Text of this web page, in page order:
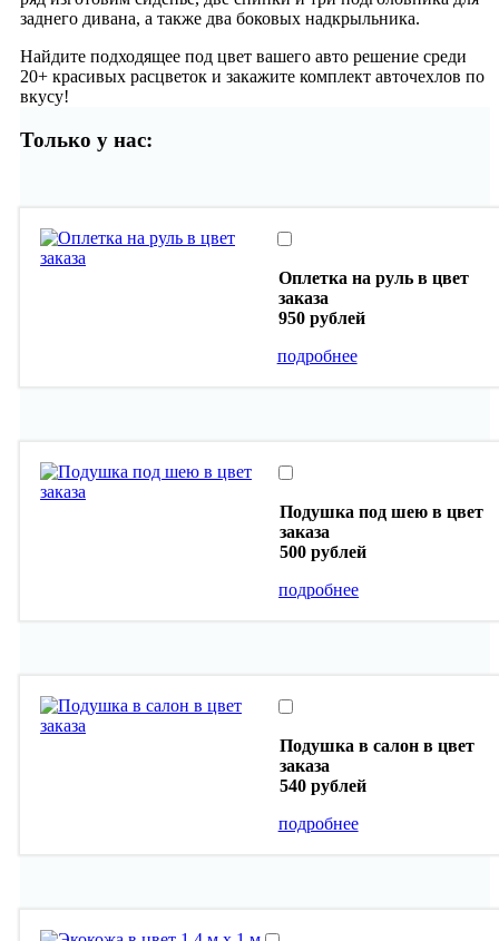
заднего дивана, а также два боковых надкрыльника.
Найдите подходящее под цвет вашего авто решение среди
20+ красивых расцветок и закажите комплект авточехлов по
вкусу!
Только у нас:
Оплетка на руль в цвет
заказа
950 рублей
подробнее
Подушка под шею в цвет
заказа
500 рублей
подробнее
Подушка в салон в цвет
заказа
540 рублей
подробнее